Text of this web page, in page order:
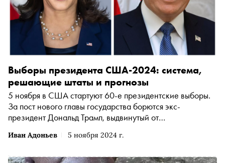
Иван Адоньев 5 ноября 2024 г.
Выборы президента США-2024: система,
решающие штаты и прогнозы
5 ноября в США стартуют 60-е президентские выборы.
За пост нового главы государства борются экс-
президент Дональд Трамп, выдвинутый от
президент Камала Харрис, представляющая